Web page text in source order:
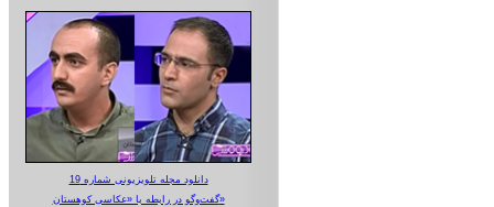
دانلود مجله تلویزیونی شماره 19
گفت‌وگو در رابطه با «عکاسی کوهستان»